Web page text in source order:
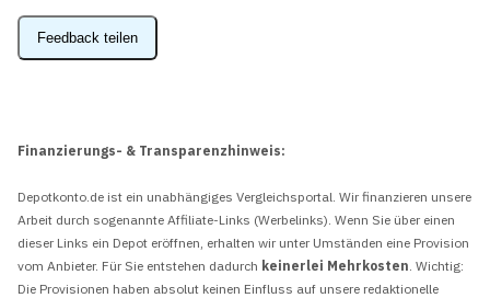
Feedback teilen
Finanzierungs- & Transparenzhinweis:
Depotkonto.de ist ein unabhängiges Vergleichsportal. Wir finanzieren unsere
Arbeit durch sogenannte Affiliate-Links (Werbelinks). Wenn Sie über einen
dieser Links ein Depot eröffnen, erhalten wir unter Umständen eine Provision
vom Anbieter. Für Sie entstehen dadurch keinerlei Mehrkosten. Wichtig:
Die Provisionen haben absolut keinen Einfluss auf unsere redaktionelle